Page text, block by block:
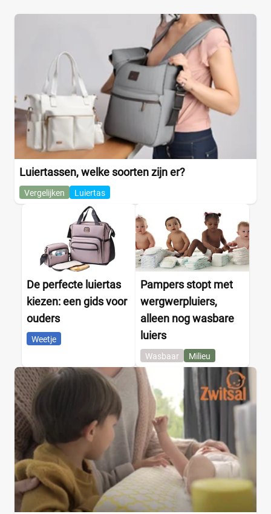
Luiertassen, welke soorten zijn er?
Vergelijken Luiertas
De perfecte luiertas
kiezen: een gids voor
ouders
Weetje
Pampers stopt met
wergwerpluiers,
alleen nog wasbare
luiers
Wasbaar Milieu